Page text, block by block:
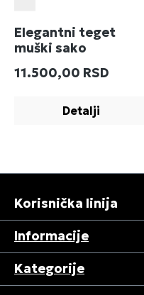
Elegantni teget
muški sako
Redovna cena:
11.500,00 RSD
Detalji
Korisnička linija
Informacije
Kategorije